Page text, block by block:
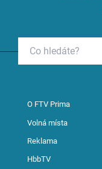
O FTV Prima
Volná místa
Reklama
HbbTV